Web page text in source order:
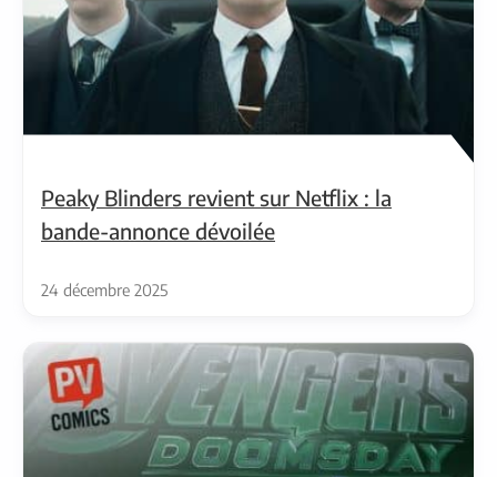
Peaky Blinders revient sur Netflix : la
bande-annonce dévoilée
24 décembre 2025